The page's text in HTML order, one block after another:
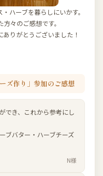
ハーブを暮らしにいかす。
々のご感想です。
りがとうございました！
ズ作り」参加のご感想
でき、これから参考にし
ブバター・ハーブチーズ
N様